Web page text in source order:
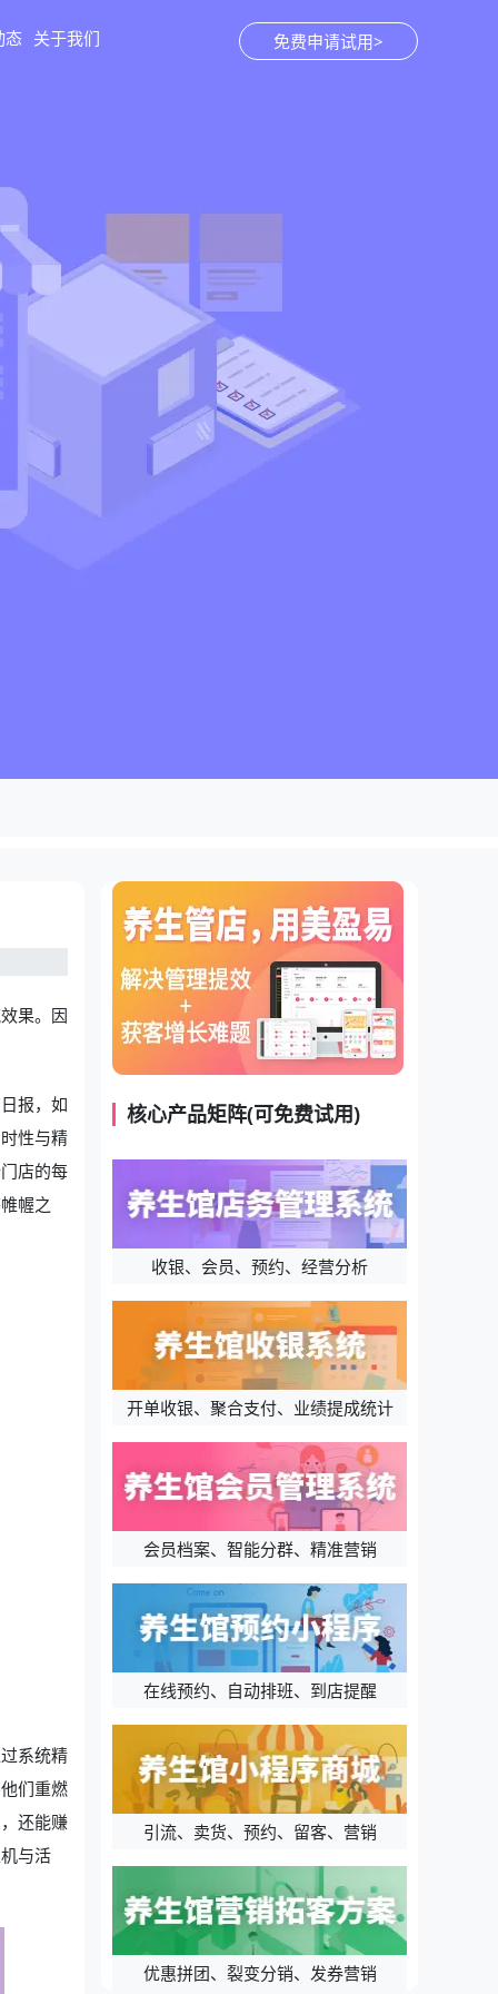
免费申请试用>
态 关于我们
果。因
报，如
性与精
店的每
幄之
系统精
们重燃
还能赚
与活
核心产品矩阵(可免费试用)
收银、会员、预约、经营分析
开单收银、聚合支付、业绩提成统计
会员档案、智能分群、精准营销
在线预约、自动排班、到店提醒
引流、卖货、预约、留客、营销
优惠拼团、裂变分销、发券营销